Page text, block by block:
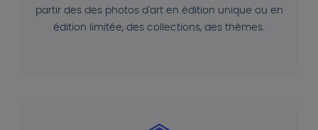
partir des des photos d'art en édition unique ou en
édition limitée, des collections, des thèmes.